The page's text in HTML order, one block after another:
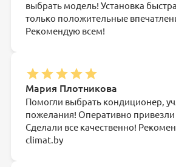
выбрать модель! Установка
только положительные
Рекомендую всем!
Мария Плотникова
Помогли выбрать кондиционер,
пожелания! Оперативно привезли
Сделали все качественно!
climat.by